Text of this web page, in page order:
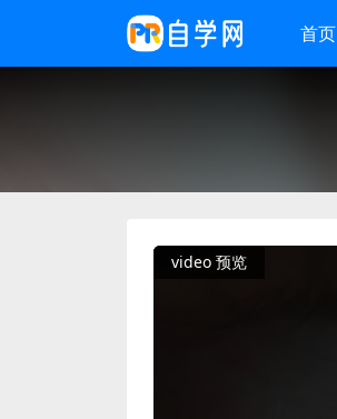
首页
video 预览